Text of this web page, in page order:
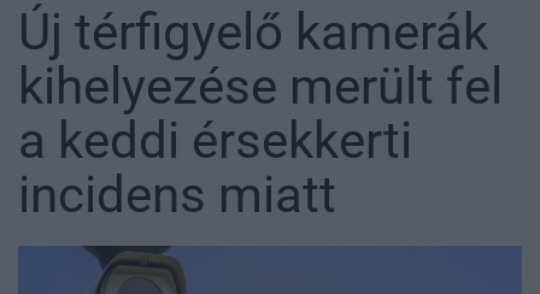
Új térfigyelő kamerák
kihelyezése merült fel
a keddi érsekkerti
incidens miatt